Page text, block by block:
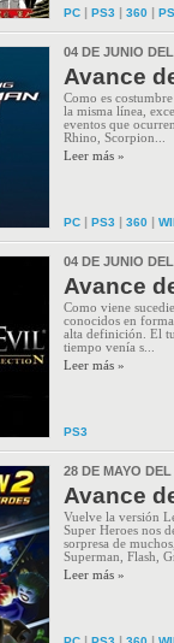
PC | PS3 | 360 |
04 DE JUNIO
Avance
Como es
la misma línea,
eventos que
Rhino, Scorpion...
Leer más »
PC | PS3 | 360 |
04 DE JUNIO
Avance
Como viene
conocidos en
alta definición. El
tiempo venía s...
Leer más »
PS3
28 DE MAYO DEL
Avance
Vuelve la versión
Super Heroes nos
sorpresa de
Superman, Flash,
Leer más »